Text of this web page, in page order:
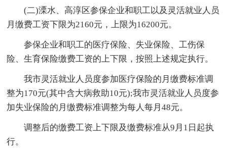
(二)溧水、高淳区参保企业和职工以及灵活就业人员
月缴费工资下限为2160元，上限为16200元。
参保企业和职工的医疗保险、失业保险、工伤保
险、生育保险缴费工资的上下限，按照上述规定执行。
我市灵活就业人员度参加医疗保险的月缴费标准调
整为170元(其中含大病救助10元);我市灵活就业人员度参
加失业保险的月缴费标准调整为每人每月48元。
调整后的缴费工资上下限及缴费标准从9月1日起执
行。